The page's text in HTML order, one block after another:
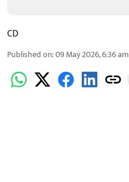
CD
Published on:09 May 2026, 6:36 am